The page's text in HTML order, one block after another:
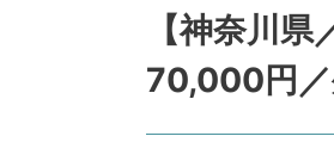
【神奈川
70,000円／